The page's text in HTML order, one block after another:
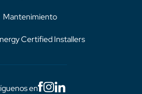
Mantenimiento
Certified Installers
en